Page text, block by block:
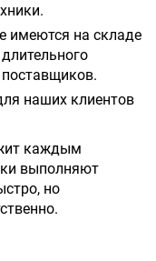
имеются на складе
наших клиентов
каждым
выполняют
но